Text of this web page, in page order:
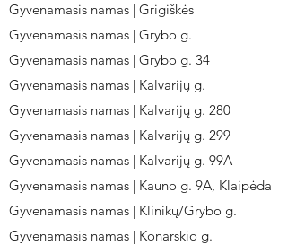
Gyvenamasis namas | Grigiškės
Gyvenamasis namas | Grybo g.
Gyvenamasis namas | Grybo g. 34
Gyvenamasis namas | Kalvarijų g.
Gyvenamasis namas | Kalvarijų g. 280
Gyvenamasis namas | Kalvarijų g. 299
Gyvenamasis namas | Kalvarijų g. 99A
Gyvenamasis namas | Kauno g. 9A, Klaipėda
Gyvenamasis namas | Klinikų/Grybo g.
Gyvenamasis namas | Konarskio g.